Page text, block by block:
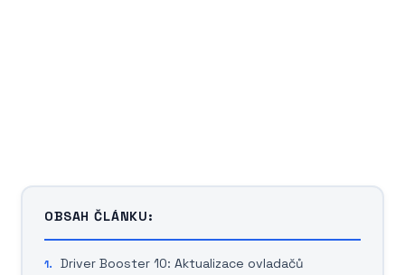
OBSAH ČLÁNKU:
Driver Booster 10: Aktualizace ovladačů